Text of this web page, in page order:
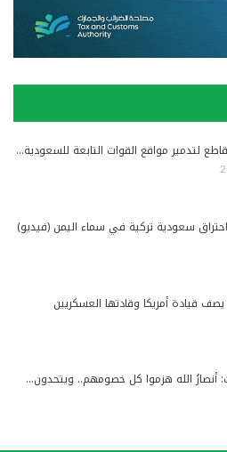
لتدمير مواقع القوات التابعة للسعودية…
سعودية تركية في سماء اليمن (فيديو)
قيادة أمريكا وقادتها العسكريين
أنصارُ الله هزموا كل خصومهم.. ويتحدون…